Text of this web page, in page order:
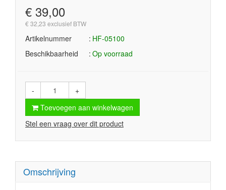
€ 39,00
€ 32,23 exclusief BTW
Artikelnummer
HF-05100
Beschikbaarheid
Op voorraad
-
+
Toevoegen aan winkelwagen
Stel een vraag over dit product
Omschrijving